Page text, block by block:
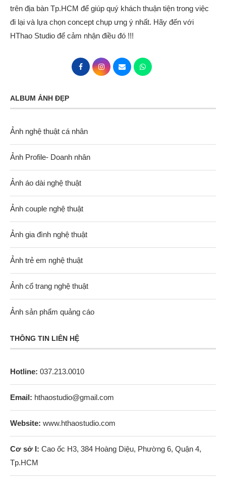
trên địa bàn Tp.HCM để giúp quý khách thuận tiện trong việc
đi lại và lựa chọn concept chụp ưng ý nhất. Hãy đến với
HThao Studio để cảm nhận điều đó !!!
ALBUM ẢNH ĐẸP
Ảnh nghệ thuật cá nhân
Ảnh Profile- Doanh nhân
Ảnh áo dài nghệ thuật
Ảnh couple nghệ thuật
Ảnh gia đình nghệ thuật
Ảnh trẻ em nghệ thuật
Ảnh cổ trang nghệ thuật
Ảnh sản phẩm quảng cáo
THÔNG TIN LIÊN HỆ
Hotline: 037.213.0010
Email: hthaostudio@gmail.com
Website: www.hthaostudio.com
Cơ sở I: Cao ốc H3, 384 Hoàng Diệu, Phường 6, Quận 4,
Tp.HCM